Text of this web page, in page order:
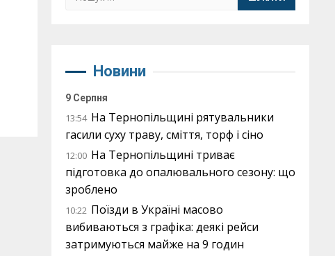
Новини
9 Серпня
13:54 На Тернопільщині рятувальники
гасили суху траву, сміття, торф і сіно
12:00 На Тернопільщині триває
підготовка до опалювального сезону: що
зроблено
10:22 Поїзди в Україні масово
вибиваються з графіка: деякі рейси
затримуються майже на 9 годин